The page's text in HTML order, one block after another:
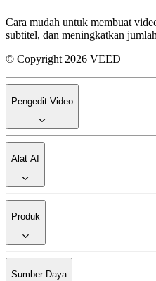
Cara mudah untuk membuat
subtitel, dan meningkatkan
© Copyright 2026 VEED
Pengedit Video
Alat AI
Produk
Sumber Daya